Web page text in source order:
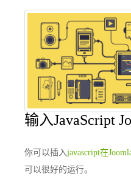
输入JavaScript
你可以插入javascript在
可以很好的运行。